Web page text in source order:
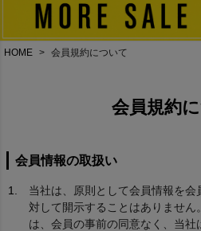
HOME 会員規約について
会員規約
会員情報の取扱い
当社は、原則として会員情報を
対して開示することはありませ
は、会員の事前の同意なく、当